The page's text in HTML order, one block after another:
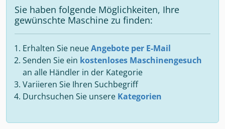
Sie haben folgende Möglichkeiten, Ihre
gewünschte Maschine zu finden:
Erhalten Sie neueAngebote per E-Mail
Senden Sie ein kostenloses Maschinengesuch
an alle Händler in der Kategorie
Variieren Sie Ihren Suchbegriff
Durchsuchen Sie unsere Kategorien